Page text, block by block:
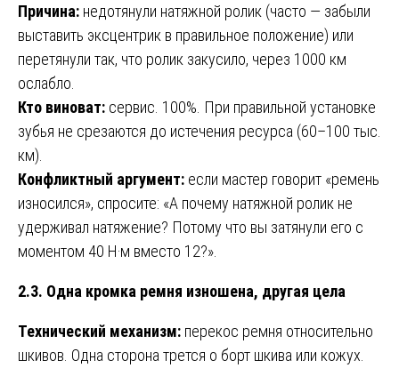
Причина: недотянули натяжной ролик (часто — забыли
выставить эксцентрик в правильное положение) или
перетянули так, что ролик закусило, через 1000 км
ослабло.
Кто виноват: сервис. 100%. При правильной установке
зубья не срезаются до истечения ресурса (60–100 тыс.
км).
Конфликтный аргумент: если мастер говорит «ремень
износился», спросите: «А почему натяжной ролик не
удерживал натяжение? Потому что вы затянули его с
моментом 40 Н·м вместо 12?».
2.3. Одна кромка ремня изношена, другая цела
Технический механизм: перекос ремня относительно
шкивов. Одна сторона трется о борт шкива или кожух.